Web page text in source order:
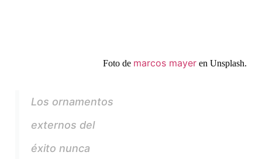
Foto de marcos mayer en Unsplash.
Los ornamentos
externos del
éxito nunca